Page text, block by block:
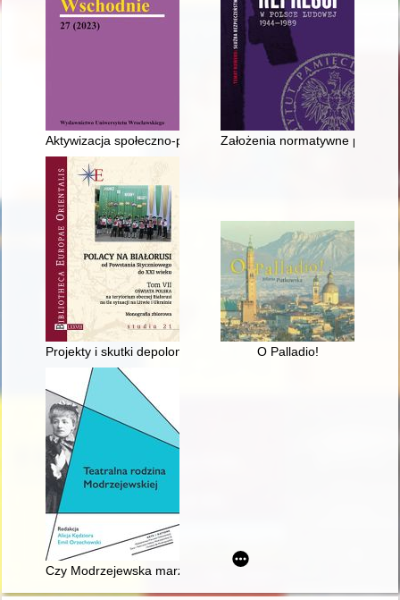
Aktywizacja społeczno-polityczna kobiet na Wołyniu od końca
Założenia normatywne pracy
Projekty i skutki depolonizacji szkolnictwa w guberniach
O Palladio!
Czy Modrzejewska marzyła o Warszawie?